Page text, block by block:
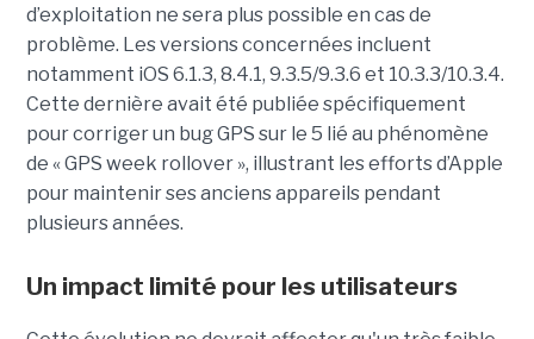
d’exploitation ne sera plus possible en cas de
problème. Les versions concernées incluent
notamment iOS 6.1.3, 8.4.1, 9.3.5/9.3.6 et 10.3.3/10.3.4.
Cette dernière avait été publiée spécifiquement
pour corriger un bug GPS sur le 5 lié au phénomène
de « GPS week rollover », illustrant les efforts d’Apple
pour maintenir ses anciens appareils pendant
plusieurs années.
Un impact limité pour les utilisateurs